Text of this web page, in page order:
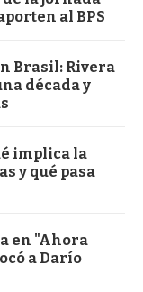
al BPS
Brasil: Rivera
década y
implica la
y qué pasa
en "Ahora
a Darío